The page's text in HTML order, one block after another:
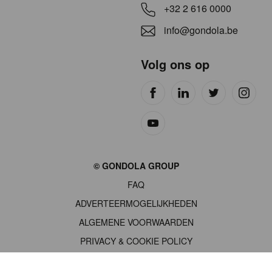
+32 2 616 0000
info@gondola.be
Volg ons op
© GONDOLA GROUP
FAQ
ADVERTEERMOGELIJKHEDEN
ALGEMENE VOORWAARDEN
PRIVACY & COOKIE POLICY